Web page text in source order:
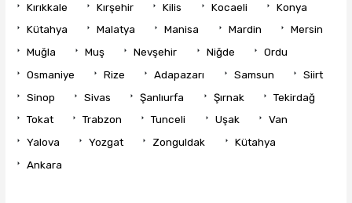
Kırıkkale
Kırşehir Kilis Kocaeli
Konya
Kütahya
Malatya Manisa Mardin
Mersin
Muğla
Muş Nevşehir Niğde
Ordu
Osmaniye
Rize Adapazarı Samsun
Siirt
Sinop
Sivas Şanlıurfa Şırnak
Tekirdağ
Tokat
Trabzon Tunceli Uşak
Van
Yalova
Yozgat Zonguldak
Kütahya
Ankara